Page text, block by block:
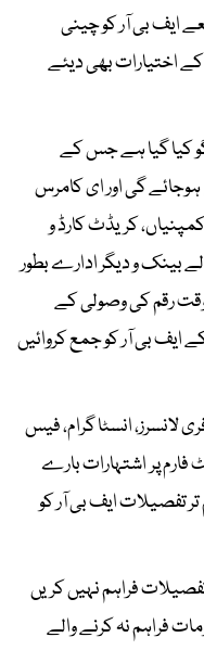
ایف بی آر کو چینی
اختیارات بھی دیئے
کیا گیا ہے جس کے
گی اور ای کامرس
کریڈٹ کارڈ و
بینک و دیگر ادارے بطور
رقم کی وصولی کے
ایف بی آر کو جمع کروائیں
لانسرز، انسٹا گرام، فیس
پر اشتہارات بارے
تر تفصیلات ایف بی آر کو
فراہم نہیں کریں
فراہم نہ کرنے والے